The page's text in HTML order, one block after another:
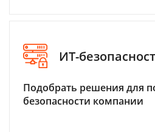
ИТ-
Подобрать решения для
безопасности компании